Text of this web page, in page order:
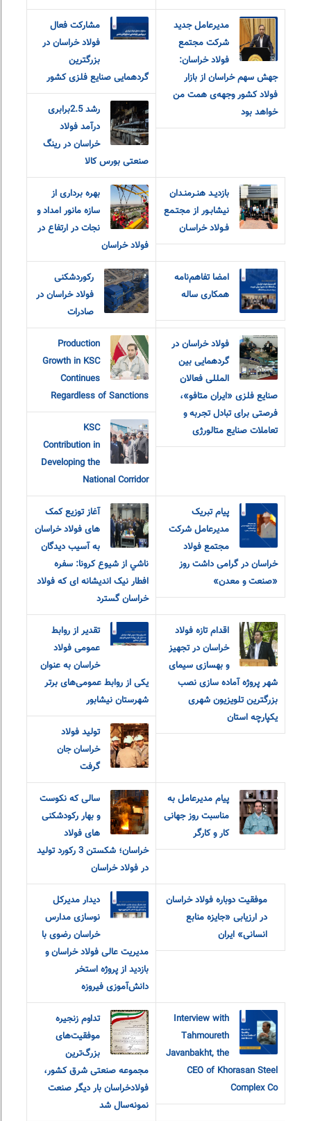
مدیرعامل جدید
شرکت مجتمع
فولاد خراسان:
جهش سهم خراسان از بازار
فولاد کشور وجهه‌ی همت من
خواهد بود
مشارکت فعال
فولاد خراسان در
بزرگترین
گردهمایی صنایع فلزی کشور
رشد 2.5برابری
درآمد فولاد
خراسان در رینگ
صنعتی بورس کالا
بازديـد هنـرمنـدان
نيشابـور از مجتـمع
فـولاد خراسـان
بهره برداری از
سازه مانور امداد و
نجات در ارتفاع در
فولاد خراسان
امضا تفاهم‌نامه
همکاری ساله
رکوردشکنی
فولاد خراسان در
صادرات
فولاد خراسان در
گردهمایی بین
المللی فعالان
صنایع فلزی «ایران متافو»،
فرصتی برای تبادل تجربه و
تعاملات صنایع متالورژی
Production
Growth in KSC
Continues
Regardless of Sanctions
KSC
Contribution in
Developing the
National Corridor
پیام تبریک
مدیرعامل شرکت
مجتمع فولاد
خراسان در گرامی داشت روز
«صنعت و معدن»
آغاز توزیع کمک
های فولاد خراسان
به آسيب ديدگان
ناشي از شيوع كرونا: سفره
افطار نیک اندیشانه ای که فولاد
خراسان گسترد
اقدام تازه فولاد
خراسان در تجهیز
و بهسازی سیمای
شهر پروژه آماده سازی نصب
بزرگترین تلویزیون شهری
یکپارچه استان
تقدیر از روابط‌
عمومی فولاد
خراسان به عنوان
یکی از روابط‌ عمومی‌های برتر
شهرستان نیشابور
تولید فولاد
خراسان جان
گرفت
پیام مدیرعامل به
مناسبت روز جهانی
کار و کارگر
سالی که نکوست
و بهار رکودشکنی
های فولاد
خراسان؛ شکستن 3 رکورد تولید
در فولاد خراسان
موفقیت دوباره فولاد خراسان
در ارزیابی «جایزه منابع
انسانی» ایران
دیدار مدیرکل
نوسازی مدارس
خراسان رضوی با
مدیریت عالی فولاد خراسان و
بازدید از پروژه استخر
دانش‌آموزی فیروزه
Interview with
Tahmoureth
Javanbakht, the
CEO of Khorasan Steel
Complex Co
تداوم زنجیره
موفقیت‌های
بزرگ‌ترین
مجموعه صنعتی شرق کشور،
فولادخراسان بار دیگر صنعت
نمونه‌سال شد